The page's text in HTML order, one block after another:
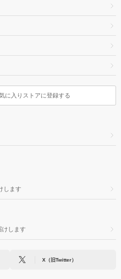
に入りストアに登録する
します
けします
X（旧Twitter）